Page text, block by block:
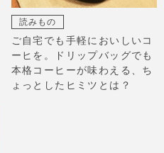
読みもの
ご自宅でも手軽においしいコ
ーヒを。ドリップバッグでも
本格コーヒーが味わえる、ち
ょっとしたヒミツとは？